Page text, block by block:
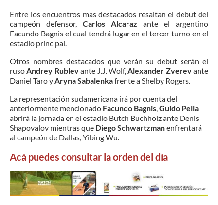
Entre los encuentros mas destacados resaltan el debut del
campeón defensor,
Carlos Alcaraz ante el argentino
Facundo Bagnis el cual tendrá lugar en el tercer turno en el
estadio principal.
Otros nombres destacados que verán su debut serán el
ruso Andrey Rublevante J.J. Wolf, Alexander Zverevante
Daniel Taro y Aryna Sabalenkafrente a Shelby Rogers.
La representación sudamericana irá por cuenta del
anteriormente mencionado Facundo Bagnis Guido Pella
abrirá la jornada en el estadio Butch Buchholz ante Denis
Shapovalov mientras que Diego Schwartzmanenfrentará
al campeón de Dallas, Yibing Wu.
Acá puedes consultar la orden del día